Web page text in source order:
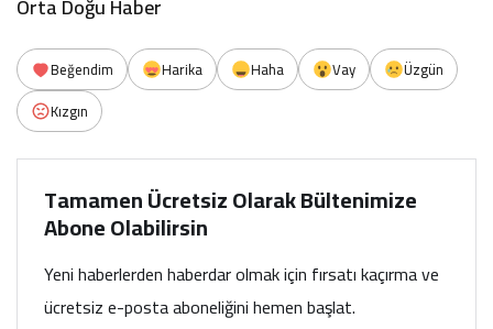
Beğendim Harika Haha Vay
Üzgün
Kızgın
Tamamen Ücretsiz Olarak Bültenimize
Abone Olabilirsin
Yeni haberlerden haberdar olmak için fırsatı kaçırma ve
ücretsiz e-posta aboneliğini hemen başlat.